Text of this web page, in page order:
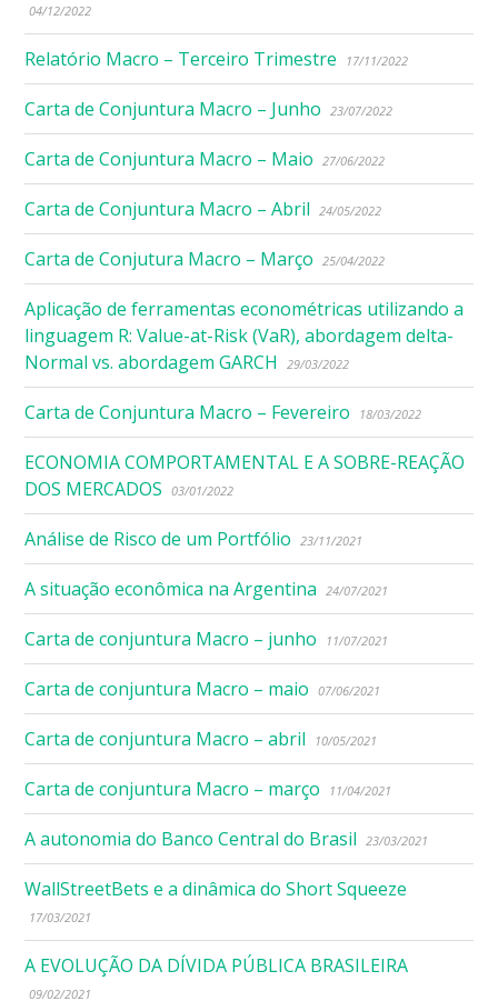
04/12/2022
Relatório Macro – Terceiro Trimestre 17/11/2022
Carta de Conjuntura Macro – Junho 23/07/2022
Carta de Conjuntura Macro – Maio 27/06/2022
Carta de Conjuntura Macro – Abril 24/05/2022
Carta de Conjutura Macro – Março 25/04/2022
Aplicação de ferramentas econométricas utilizando a
linguagem R: Value-at-Risk (VaR), abordagem delta-
Normal vs. abordagem GARCH
29/03/2022
Carta de Conjuntura Macro – Fevereiro 18/03/2022
ECONOMIA COMPORTAMENTAL E A SOBRE-REAÇÃO
DOS MERCADOS
03/01/2022
Análise de Risco de um Portfólio 23/11/2021
A situação econômica na Argentina 24/07/2021
Carta de conjuntura Macro – junho 11/07/2021
Carta de conjuntura Macro – maio 07/06/2021
Carta de conjuntura Macro – abril 10/05/2021
Carta de conjuntura Macro – março 11/04/2021
A autonomia do Banco Central do Brasil 23/03/2021
WallStreetBets e a dinâmica do Short Squeeze
17/03/2021
A EVOLUÇÃO DA DÍVIDA PÚBLICA BRASILEIRA
09/02/2021